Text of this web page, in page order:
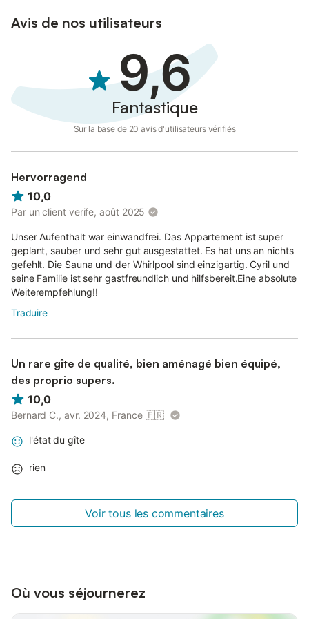
Un service de navette gratuit vers la gare est proposé.
Avis de nos utilisateurs
9,6
Fantastique
Sur la base de 20 avis d'utilisateurs vérifiés
Hervorragend
10,0
Par un client verife, août 2025
Unser Aufenthalt war einwandfrei. Das Appartement ist super
geplant, sauber und sehr gut ausgestattet. Es hat uns an nichts
gefehlt. Die Sauna und der Whirlpool sind einzigartig. Cyril und
seine Familie ist sehr gastfreundlich und hilfsbereit.Eine absolute
Weiterempfehlung!!
Traduire
Un rare gîte de qualité, bien aménagé bien équipé,
des proprio supers.
10,0
Bernard C., avr. 2024, France 🇫🇷
l'état du gîte
rien
Voir tous les commentaires
Où vous séjournerez